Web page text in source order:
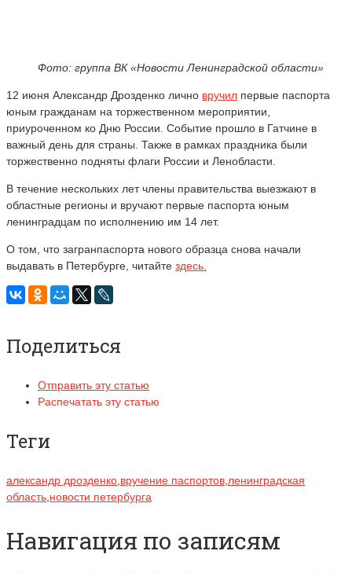
Фото: группа ВК «Новости Ленинградской области»
12 июня Александр Дрозденко лично вручил первые паспорта
юным гражданам на торжественном мероприятии,
приуроченном ко Дню России. Событие прошло в Гатчине в
важный день для страны. Также в рамках праздника были
торжественно подняты флаги России и Ленобласти.
В течение нескольких лет члены правительства выезжают в
областные регионы и вручают первые паспорта юным
ленинградцам по исполнению им 14 лет.
О том, что загранпаспорта нового образца снова начали
выдавать в Петербурге, читайте здесь.
Поделиться
Отправить эту статью
Распечатать эту статью
Теги
александр дрозденко вручение паспортов ленинградская
область новости петербурга
Навигация по записям